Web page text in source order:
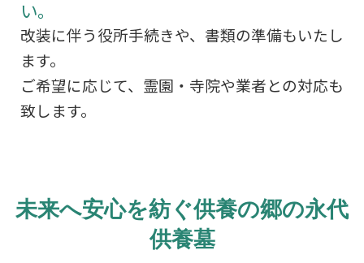
い。
改装に伴う役所手続きや、書類の準備もいたし
ます。
ご希望に応じて、霊園・寺院や業者との対応も
致します。
未来へ安心を紡ぐ供養の郷の永代
供養墓